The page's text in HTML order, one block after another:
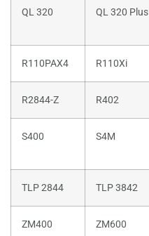
QL 320 QL 320 Plus
R110PAX4 R110Xi
R2844-Z R402
S400 S4M
TLP 2844 TLP 3842
ZM400 ZM600